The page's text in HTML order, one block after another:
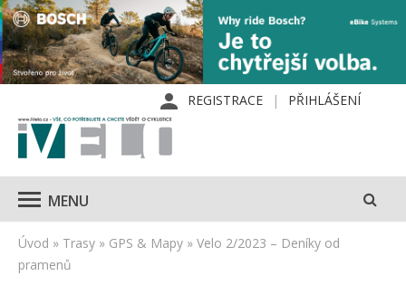
REGISTRACE PŘIHLÁŠENÍ
MENU
Úvod » Trasy » GPS & Mapy » Velo 2/2023 – Deníky od
pramenů